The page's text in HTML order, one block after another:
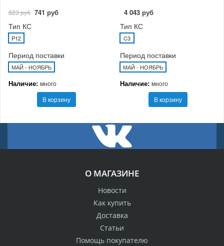
823 руб 741 руб
Тип КС
P12
Период поставки
МАЙ - НОЯБРЬ
Наличие: много
В корзину
4 043 руб
Тип КС
C3
Период поставки
МАЙ - НОЯБРЬ
Наличие: много
В корзину
О МАГАЗИНЕ
Новости
Как купить
Доставка
Статьи
Помощь покупателю